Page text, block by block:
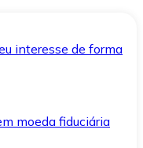
interesse de forma
moeda fiduciária